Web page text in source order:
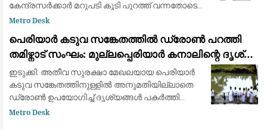
കേന്ദ്രസര്‍ക്കാര്‍ മറുപടി കൂടി പുറത്ത് വന്നതോടെ
പിന്മാറിയില്ലെങ്കില്‍ തിരിച്ചടിയെന്നാണ് ലീഗ്
Metro Desk
പെരിയാർ കടുവ സങ്കേതത്തിൽ ഡ്രോൺ പറത്തി
തമിഴ്നാട് സംഘം: മുല്ലപ്പെരിയാർ കനാലിന്റെ ദൃശ്യം
പകർത്തി
ഇടുക്കി: അതീവ സുരക്ഷാ മേഖലയായ പെരിയാർ
കടുവ സങ്കേതത്തിനുള്ളിൽ അനുമതിയില്ലാതെ
ഡ്രോൺ ഉപയോഗിച്ച് ദൃശ്യങ്ങൾ പകർത്തി
തമിഴ്നാട് സംഘം. വനംവകുപ്പിന്റെയോ
Metro Desk